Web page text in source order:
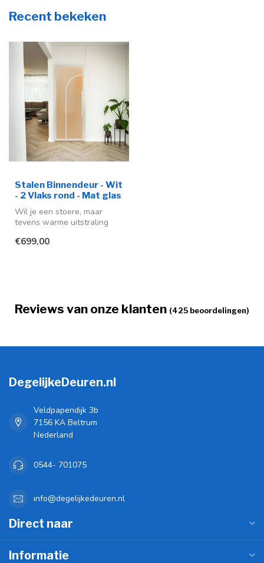
Recent bekeken
Stalen Binnendeur - Wit
- 2 Vlaks rond - Mat glas
Wil je een stoere, maar
tevens warme uitstraling
is ...
€699,00
Reviews van onze klanten (425 beoordelingen)
DegelijkeDeuren.nl
Veldpapendijk 3b
7156 KA Beltrum
Nederland
0544- 701075
info@degelijkedeuren.nl
Direct naar
Informatie